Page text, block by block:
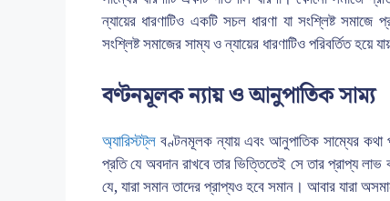
ন্যায়ের ধারণাটিও একটি সচল ধারণা যা সংশ্লিষ্ট সমাজে
সংশ্লিষ্ট সমাজের সাম্য ও ন্যায়ের ধারণাটিও পরিবর্তিত হয়ে
বণ্টনমূলক ন্যায় ও আনুপাতিক সাম্য
অ্যারিস্টট্লবণ্টনমূলক ন্যায় এবং আনুপাতিক সাম্যের কথা
প্রতি যে অবদান রাখবে তার ভিত্তিতেই সে তার প্রাপ্য
যে, যারা সমান তাদের প্রাপ্যও হবে সমান। আবার যারা